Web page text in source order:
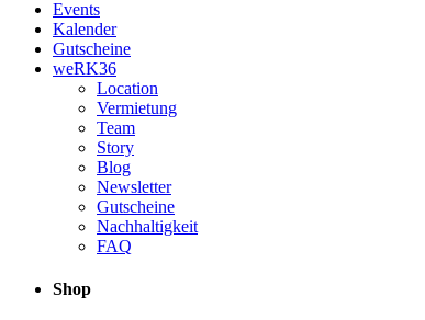
Events
Kalender
Gutscheine
weRK36
Location
Vermietung
Team
Story
Blog
Newsletter
Gutscheine
Nachhaltigkeit
FAQ
Shop